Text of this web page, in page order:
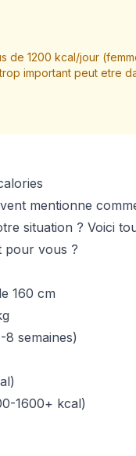
de 1200 kcal/jour
important peut etre
mentionne
situation ? Voici
pour vous ?
160 cm
semaines)
1600+ kcal)